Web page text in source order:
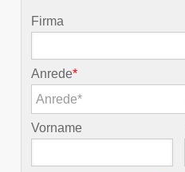
Firma
Anrede*
Anrede*
Vorname